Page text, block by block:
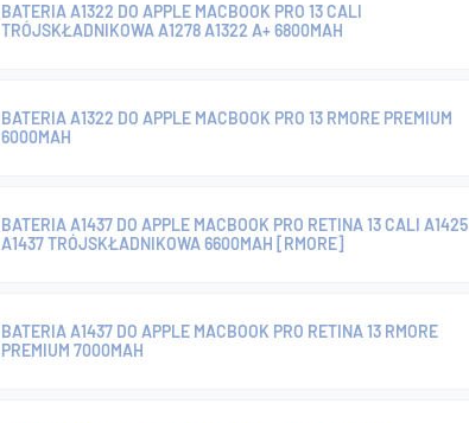
BATERIA A1322 DO APPLE MACBOOK PRO 13 CALI
TRÓJSKŁADNIKOWA A1278 A1322 A+ 6800MAH
BATERIA A1322 DO APPLE MACBOOK PRO 13 RMORE PREMIUM
6000MAH
BATERIA A1437 DO APPLE MACBOOK PRO RETINA 13 CALI A1425
A1437 TRÓJSKŁADNIKOWA 6600MAH [RMORE]
BATERIA A1437 DO APPLE MACBOOK PRO RETINA 13 RMORE
PREMIUM 7000MAH